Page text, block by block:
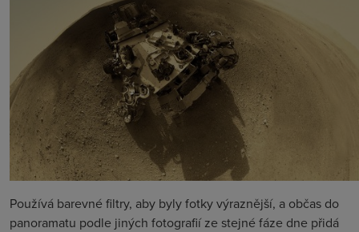
Používá barevné filtry, aby byly fotky výraznější, a občas do
panoramatu podle jiných fotografií ze stejné fáze dne přidá